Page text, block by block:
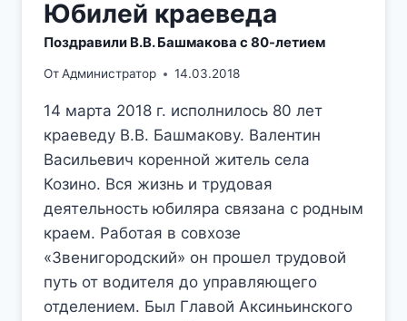
Юбилей краеведа
Поздравили В.В. Башмакова с 80-летием
ОтАдминистратор 14.03.2018
14 марта 2018 г. исполнилось 80 лет
краеведу В.В. Башмакову. Валентин
Васильевич коренной житель села
Козино. Вся жизнь и трудовая
деятельность юбиляра связана с родным
краем. Работая в совхозе
«Звенигородский» он прошел трудовой
путь от водителя до управляющего
отделением. Был Главой Аксиньинского